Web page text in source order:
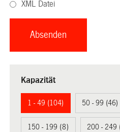
XML Datei
Kapazität
1 - 49 (104) 50 - 99 (46)
150 - 199 (8) 200 - 249